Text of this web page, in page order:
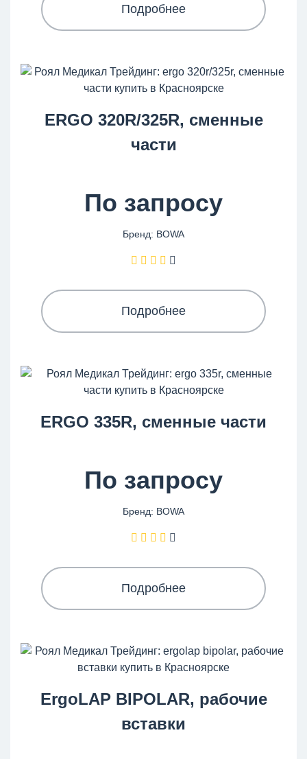
Подробнее
ERGO 320R/325R, сменные
части
По запросу
Бренд: BOWA
Подробнее
ERGO 335R, сменные части
По запросу
Бренд: BOWA
Подробнее
ErgoLAP BIPOLAR, рабочие
вставки